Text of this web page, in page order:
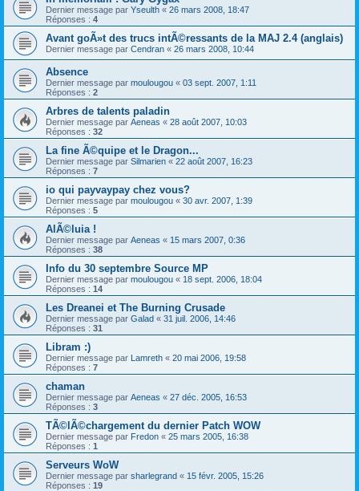
Dernier message par Yseulth « 26 mars 2008, 18:47
Réponses : 4
Avant goÃ»t des trucs intÃ©ressants de la MAJ 2.4 (anglais)
Dernier message par Cendran « 26 mars 2008, 10:44
Absence
Dernier message par moulougou « 03 sept. 2007, 1:11
Réponses : 2
Arbres de talents paladin
Dernier message par Aeneas « 28 août 2007, 10:03
Réponses : 32
La fine Ã©quipe et le Dragon...
Dernier message par Silmarien « 22 août 2007, 16:23
Réponses : 7
io qui payvaypay chez vous?
Dernier message par moulougou « 30 avr. 2007, 1:39
Réponses : 5
AlÃ©luia !
Dernier message par Aeneas « 15 mars 2007, 0:36
Réponses : 38
Info du 30 septembre Source MP
Dernier message par moulougou « 18 sept. 2006, 18:04
Réponses : 14
Les Dreanei et The Burning Crusade
Dernier message par Galad « 31 juil. 2006, 14:46
Réponses : 31
Libram :)
Dernier message par Lamreth « 20 mai 2006, 19:58
Réponses : 7
chaman
Dernier message par Aeneas « 27 déc. 2005, 16:53
Réponses : 3
TÃ©lÃ©chargement du dernier Patch WOW
Dernier message par Fredon « 25 mars 2005, 16:38
Réponses : 1
Serveurs WoW
Dernier message par sharlegrand « 15 févr. 2005, 15:26
Réponses : 19